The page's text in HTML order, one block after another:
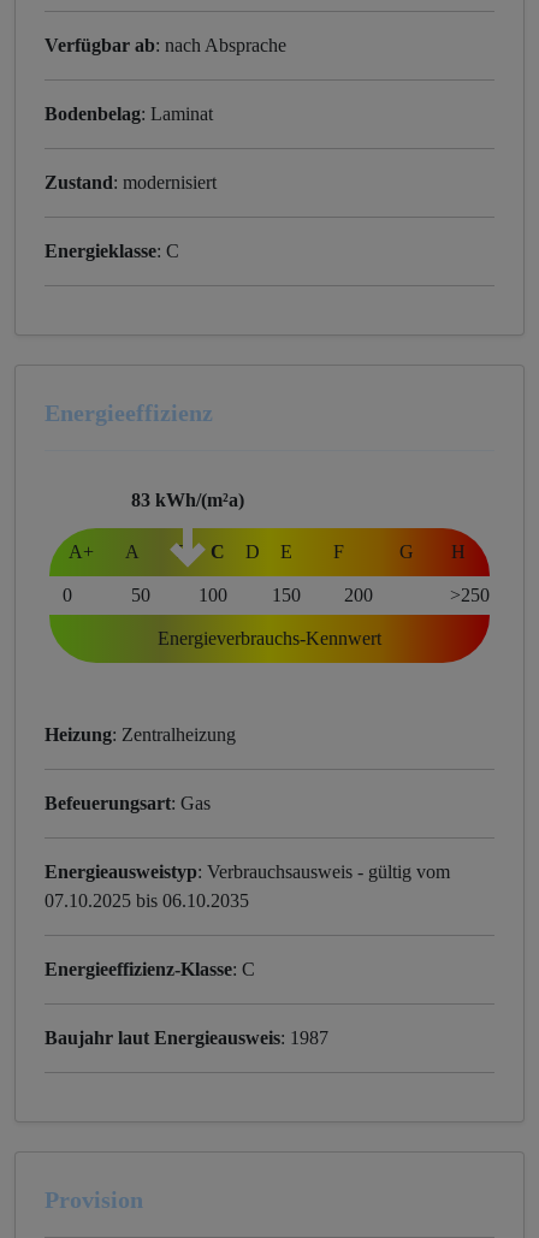
Verfügbar ab: nach Absprache
Bodenbelag: Laminat
Zustand: modernisiert
Energieklasse: C
Energieeffizienz
A+ A B C D E F G H
83 kWh/(m²a)
0 50 100 150 200 >250
Energieverbrauchs-Kennwert
Heizung: Zentralheizung
Befeuerungsart: Gas
Energieausweistyp: Verbrauchsausweis - gültig vom
07.10.2025 bis 06.10.2035
Energieeffizienz-Klasse: C
Baujahr laut Energieausweis: 1987
Provision